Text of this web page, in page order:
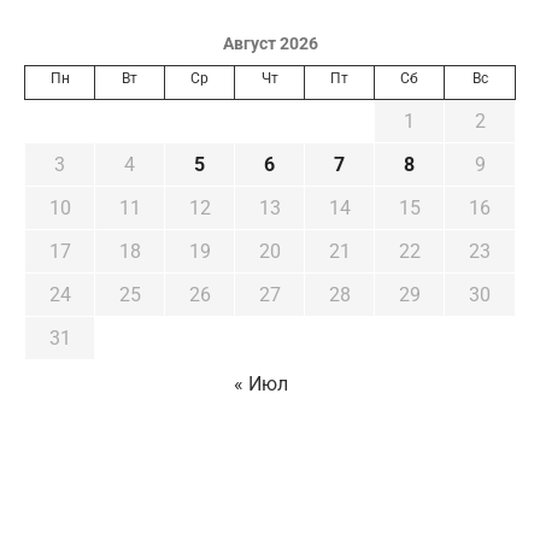
Август 2026
Пн Вт Ср Чт Пт Сб Вс
1
2
3
4 5 6 7 8
9
10
11 12 13 14 15
16
17
18 19 20 21 22
23
24
25 26 27 28 29
30
31
« Июл